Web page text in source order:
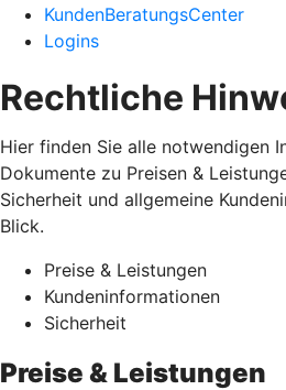
KundenBeratungsCenter
Logins
Rechtliche
Hier finden Sie alle notwendigen
Dokumente zu Preisen &
Sicherheit und allgemeine
Blick.
Preise & Leistungen
Kundeninformationen
Sicherheit
Preise & Leistungen